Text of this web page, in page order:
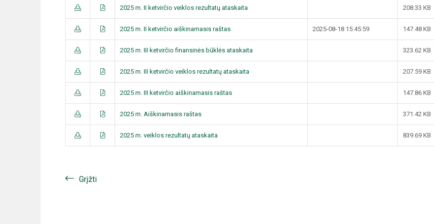
2025 m. II ketvirčio veiklos rezultatų ataskaita 208.33 KB
2025 m. II ketvirčio aiškinamasis raštas 2025-08-18 15:45:59 147.48 KB
2025 m. III ketvirčio finansinės būklės ataskaita 323.62 KB
2025 m. III ketvirčio veiklos rezultatų ataskaita 207.59 KB
2025 m. III ketvirčio aiškinamasis raštas 147.86 KB
2025 m. Aiškinamasis raštas 371.42 KB
2025 m. veiklos rezultatų ataskaita 839.69 KB
Grįžti